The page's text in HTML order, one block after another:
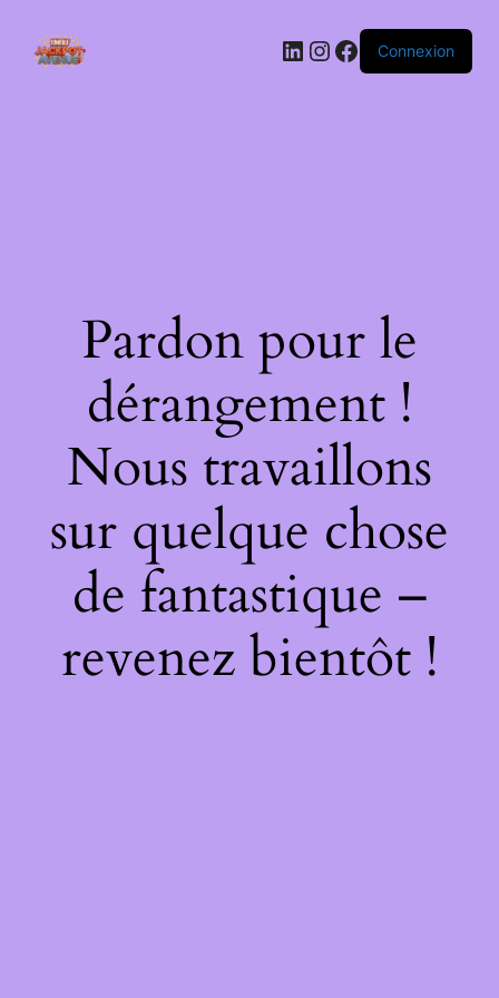
LinkedIn
Instagram
Facebook
Connexion
Pardon pour le
dérangement !
Nous travaillons
sur quelque chose
de fantastique –
revenez bientôt !